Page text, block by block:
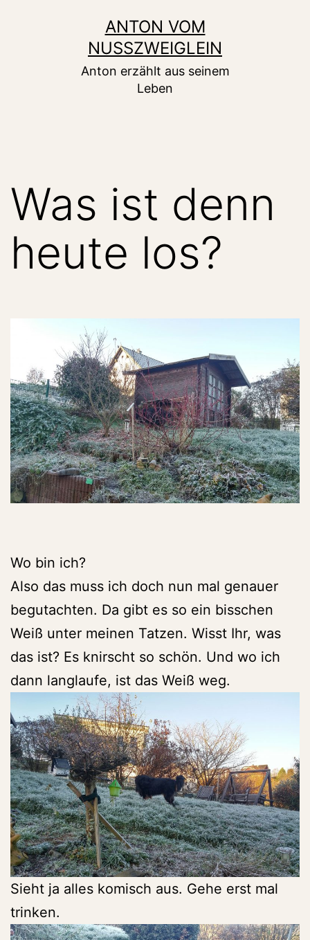
ANTON VOM
NUSSZWEIGLEIN
Anton erzählt aus seinem
Leben
Was ist denn
heute los?
Wo bin ich?
Also das muss ich doch nun mal genauer
begutachten. Da gibt es so ein bisschen
Weiß unter meinen Tatzen. Wisst Ihr, was
das ist? Es knirscht so schön. Und wo ich
dann langlaufe, ist das Weiß weg.
Sieht ja alles komisch aus. Gehe erst mal
trinken.